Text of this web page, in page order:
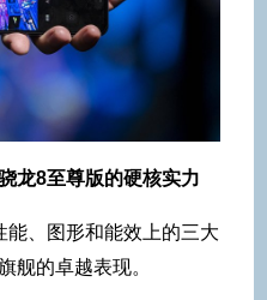
龙8至尊版的硬核实力
、图形和能效上的三大
舰的卓越表现。